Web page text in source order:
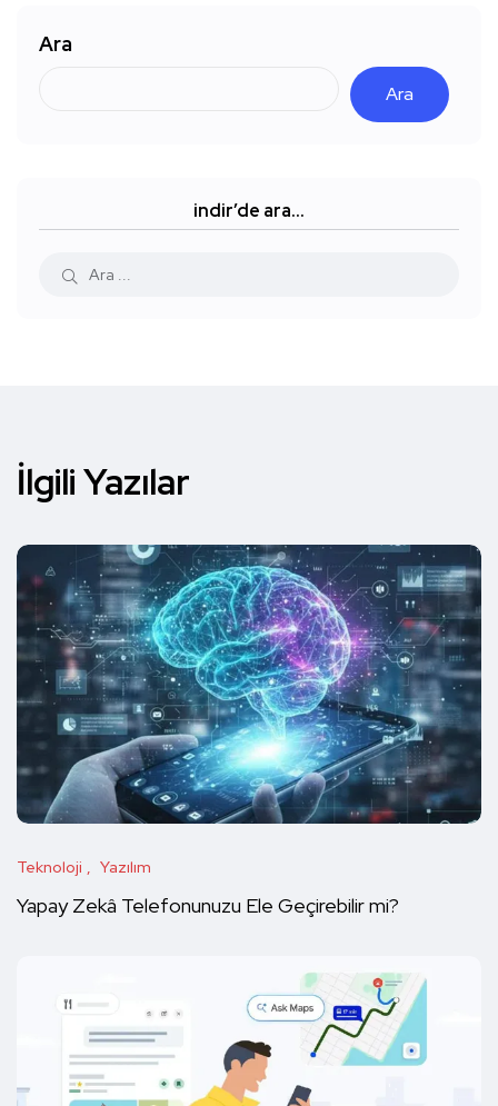
Ara
Ara
indir’de ara…
İlgili Yazılar
Teknoloji Yazılım
Yapay Zekâ Telefonunuzu Ele Geçirebilir mi?